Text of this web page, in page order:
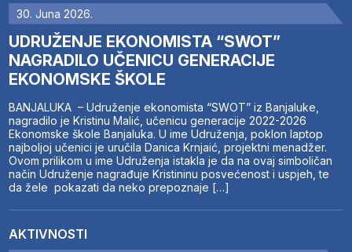
30. Juna 2026.
UDRUŽENJE EKONOMISTA “SWOT”
NAGRADILO UČENICU GENERACIJE
EKONOMSKE ŠKOLE
BANJALUKA – Udruženje ekonomista “SWOT” iz Banjaluke,
nagradilo je Kristinu Malić, učenicu generacije 2022-2026
Ekonomske škole Banjaluka. U ime Udruženja, poklon laptop
najboljoj učenici je uručila Danica Krnjaić, projektni menadžer.
Ovom prilikom u ime Udruženja istakla je da na ovaj simboličan
način Udruženje nagrađuje Kristininu posvećenost i uspjeh, te
da žele pokazati da neko prepoznaje […]
AKTIVNOSTI